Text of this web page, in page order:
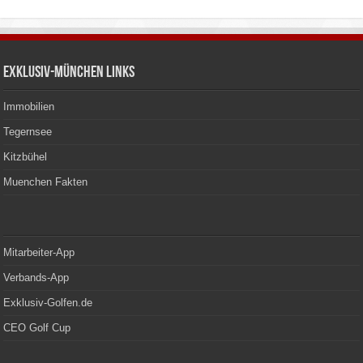
Exklusiv-München Links
Immobilien
Tegernsee
Kitzbühel
Muenchen Fakten
Mitarbeiter-App
Verbands-App
Exklusiv-Golfen.de
CEO Golf Cup